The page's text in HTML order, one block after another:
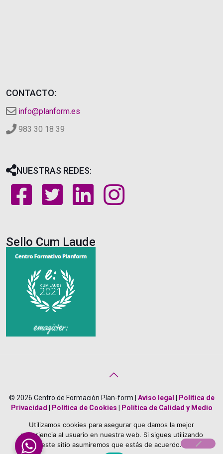
CONTACTO:
info@planform.es
983 30 18 39
NUESTRAS REDES:
Sello Cum Laude
© 2026 Centro de Formación Plan-form | Aviso legal
Política de
Privacidad
Política de Cookies
Política de Calidad y Medio
About Us Career Terms Team Members
Utilizamos cookies para asegurar que damos la mejor
experiencia al usuario en nuestra web. Si sigues utilizando
este sitio asumiremos que estás de acuerdo.